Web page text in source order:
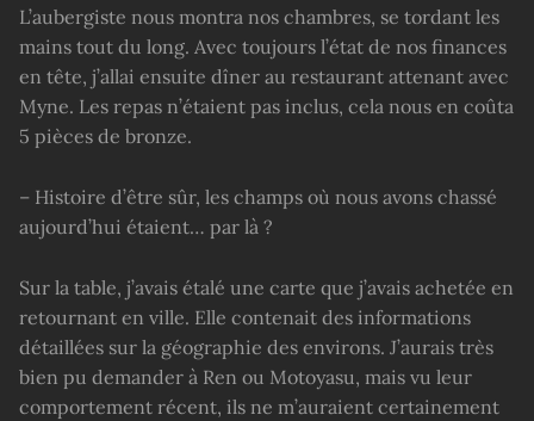
L’aubergiste nous montra nos chambres, se tordant les
mains tout du long. Avec toujours l’état de nos finances
en tête, j’allai ensuite dîner au restaurant attenant avec
Myne. Les repas n’étaient pas inclus, cela nous en coûta
5 pièces de bronze.
– Histoire d’être sûr, les champs où nous avons chassé
aujourd’hui étaient… par là ?
Sur la table, j’avais étalé une carte que j’avais achetée en
retournant en ville. Elle contenait des informations
détaillées sur la géographie des environs. J’aurais très
bien pu demander à Ren ou Motoyasu, mais vu leur
comportement récent, ils ne m’auraient certainement